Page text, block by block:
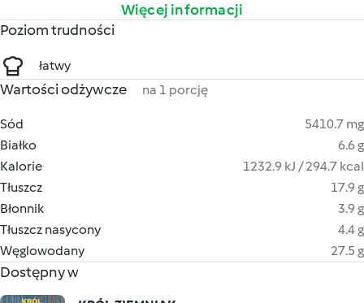
Więcej informacji
Poziom trudności
łatwy
Wartości odżywcze na 1 porcję
Sód
5410.7 mg
Białko
6.6 g
Kalorie
1232.9 kJ / 294.7 kcal
Tłuszcz
17.9 g
Błonnik
3.9 g
Tłuszcz nasycony
4.4 g
Węglowodany
27.5 g
Dostępny w